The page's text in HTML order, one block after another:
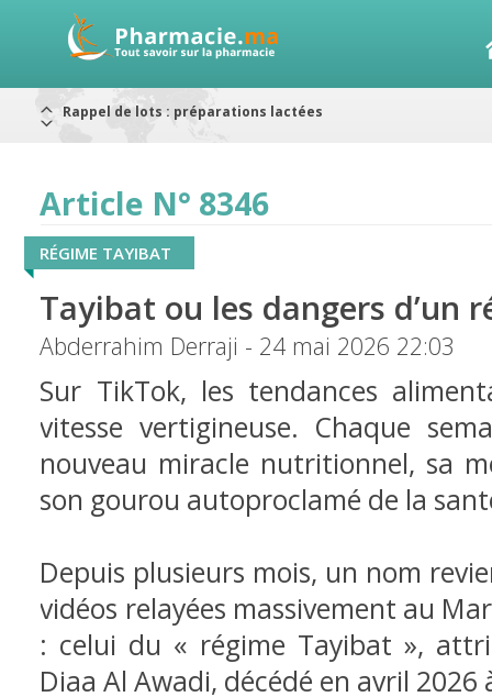
Alerte / AMMPS
RAPPELS DE LOTS
Rappel de lots : ANTITOXINE TÉTANIQUE 1500.
Article N° 8346
RÉGIME TAYIBAT
Tayibat ou les dangers d’un
Abderrahim Derraji - 24 mai 2026 22:03
Sur TikTok, les tendances
vitesse vertigineuse. Chaque
nouveau miracle nutritionnel, sa
son gourou autoproclamé de la
Depuis plusieurs mois, un nom
vidéos relayées massivement au
: celui du « régime Tayibat »,
Diaa Al Awadi, décédé en avril 2026